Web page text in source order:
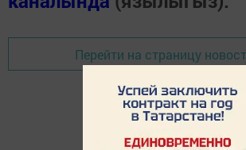
Перейти на страницу